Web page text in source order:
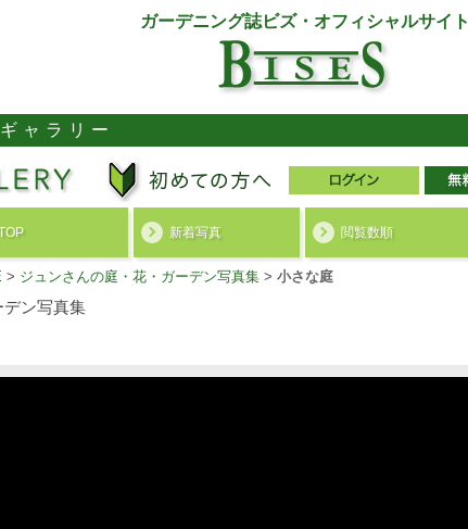
ガーデニング誌ビズ・オフィシャルサイト
ャラリー
新着写真 閲覧数順
> ジュンさんの庭・花・ガーデン写真集 > 小さな庭
デン写真集